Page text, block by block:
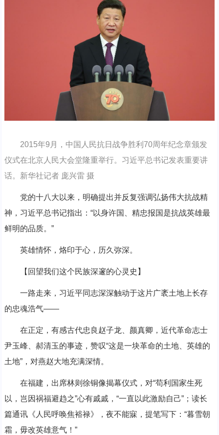
2015年9月，中国人民抗日战争胜利70周年纪念章颁发
仪式在北京人民大会堂隆重举行。习近平总书记发表重要讲
话。新华社记者 庞兴雷 摄
党的十八大以来，明确提出并反复强调弘扬伟大抗战精
神，习近平总书记指出：“以身许国、精忠报国是抗战英雄最
鲜明的品质。”
英雄情怀，烙印于心，历久弥深。
【回望我们这个民族深邃的心灵史】
一路走来，习近平同志深深触动于这片广袤土地上长存
的忠魂浩气——
在正定，有感古代忠良赵子龙、颜真卿，近代革命志士
尹玉峰、郝清玉的事迹，赞叹“这是一块革命的土地、英雄的
土地”，对燕赵大地充满深情。
在福建，出席林则徐铜像揭幕仪式，对“苟利国家生死
以，岂因祸福避趋之”心有戚戚，“一直以此激励自己”；读长
篇通讯《人民呼唤焦裕禄》，夜不能寐，提笔写下：“暮雪朝
霜，毋改英雄意气！”